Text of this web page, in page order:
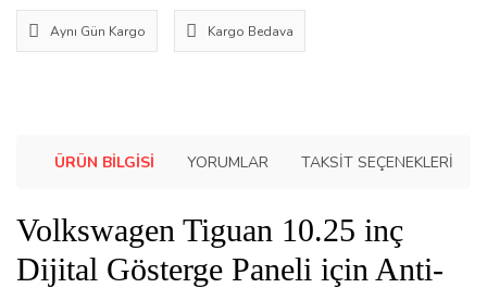
Aynı Gün Kargo Kargo Bedava
ÜRÜN BILGISI YORUMLAR TAKSIT SEÇENEKLERI
Volkswagen Tiguan 10.25 inç
Dijital Gösterge Paneli için Anti-